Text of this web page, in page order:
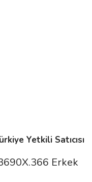
Yetkili Satıcısı
Erkek